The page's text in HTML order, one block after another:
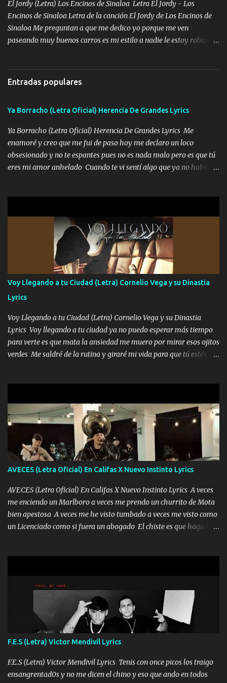
encierra princesa tu sabes que nunca saldras de mi mente Ella era
la peligro...
El Jordy (Letra) Los Encinos de Sinaloa Letra El Jordy - Los
Encinos de Sinaloa Letra de la canción El Jordy de Los Encinos de
Sinaloa Me preguntan a que me dedico yo porque me ven
paseando muy buenos carros es mi estilo a nadie le estoy robando
miraban trabajando la escuela dejé el dinero estaba escaso Mi
familia que nunca les falte nada es la gran razón que a diario me
mi esposa no se ra'ja Música Me rodearon y la puerta me
tumbaron prisionero en caliente me llevaron me achacaba cargos
que estaban muy raros me gritaba a donde tienes el clavo Yo me
enfiesto me gusta vivir en grande más me cuido me gusta ser
responsable hay rateros envidiosos que no falten mi dios es grande
me cuida de las maldades Pa el equipo aquí le mando un abrazo
Entradas populares
Ya Borracho (Letra Oficial) Herencia De Grandes Lyrics
Ya Borracho (Letra Oficial) Herencia De Grandes Lyrics Me
enamoré y creo que me fui de paso hoy me declaro un loco
obsesionado y no te espantes pues no es nada malo pero es que tú
eres mi amor anhelado Cuando te vi sentí algo que ya no había
cariño de mi alma Que pa febrero vendré frente a ti con mis
preguntas y digas que sí hacernos novios y verte feliz y muy
contenta como yo por ti Música Pregúntame qué es lo que me
enamora pa describirte unas cuantas horas también pregunta que
quiero contigo que seas dichosa al estar conmigo Y ya borracho
contéstame la llamada pa dedicarte unas bonitas palabras así
borracho me animo a decirte todo y puedo describirlo mucho que
me encantes Decirte que me siento muy feliz y emocionado por
tenerte aquí espero que quiera...
Voy Llegando a tu Ciudad (Letra) Cornelio Vega y su Dinastia
Lyrics
Voy Llegando a tu Ciudad (Letra) Cornelio Vega y su Dinastia
Lyrics Voy llegando a tu ciudad ya no puedo esperar más tiempo
para verte es que mata la ansiedad me muero por mirar esos ojitos
verdes Me saldré de la rutina y giraré mi vida para que tú estés en
solo yo tendre el candado 🔒 del amor ❤️ Música Mil y un besos
para dar ya estando en tu ciudad no habrá quien lo detenga si las
copas van de más vayamos a un lugar y cerremos las puertas
Entre alcohol y besos se va incrementado el Fuego en esa
habitación ya no mires más el reloj Única por donde vas me curas
tú mi mal moviendo tu silueta no hay otra que te sea igual te ves
tan especial por eso es que me tientas Aquí estoy no dejaré que se
te acerque nadie porque solo yo tendre el candado 🔒 del a...
AVECES (Letra Oficial) En Califas X Nuevo Instinto Lyrics
AVECES (Letra Oficial) En Califas X Nuevo Instinto Lyrics A veces
me enciendo un Marlboro a veces me prendo un churrito de Mota
bien apestosa A veces me he visto tumbado a veces me visto como
un Licenciado como si fuera un abogado El chiste es que hago lo
corriente no quieren verte subir de level trucha mis plebes Música
A veces me pongo un sombrero a veces me ven la cachucha de lado
con la mirada siempre en alto A veces me fajó una super o a veces
me fajó una Glock siempre armado todas las generaciones yo
traigo El chiste es que hago lo que quiero pues así soy me mandó
yo tengo el control a todos yo les paro el dedo soy hocicon un
malcriado un malandrón Que Les importa no saben nada falsas
las risas las que me miran hay gente corriente no quieren ve...
F.E.S (Letra) Victor Mendivil Lyrics
F.E.S (Letra) Victor Mendivil Lyrics Tenis con once picos los traigo
ensangrentad0s y no me dicen el chino y eso que ando en todos